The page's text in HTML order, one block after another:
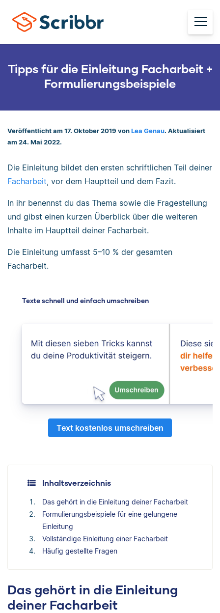
Tipps für die Einleitung Facharbeit +
Formulierungsbeispiele
Veröffentlicht am 17. Oktober 2019 von Lea Genau. Aktualisiert
am 24. Mai 2022.
Die Einleitung bildet den ersten schriftlichen Teil deiner
Facharbeit , vor dem Hauptteil und dem Fazit.
In ihr benennst du das Thema sowie die Fragestellung
und gibst einen kurzen Überblick über die weiteren
Inhalte im Hauptteil deiner Facharbeit.
Die Einleitung umfasst 5–10 % der gesamten
Facharbeit.
Texte schnell und einfach umschreiben
Text kostenlos umschreiben
Inhaltsverzeichnis
Das gehört in die Einleitung deiner Facharbeit
Formulierungsbeispiele für eine gelungene
Einleitung
Vollständige Einleitung einer Facharbeit
Häufig gestellte Fragen
Das gehört in die Einleitung
deiner Facharbeit